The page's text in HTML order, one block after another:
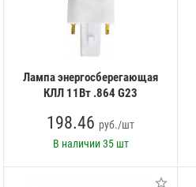
Лампа энергосберегающая
КЛЛ 11Вт .864 G23
198.46 руб./шт
В наличии35 шт